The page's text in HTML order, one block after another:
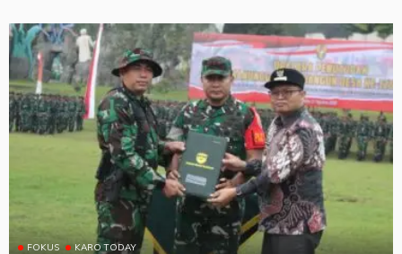
FOKUS KARO TODAY